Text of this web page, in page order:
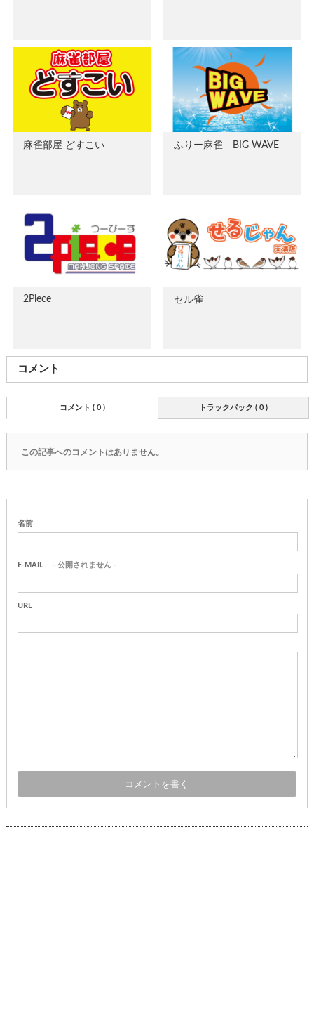
麻雀部屋 どすこい ふりー麻雀 BIG WAVE
2Piece セル雀
コメント
トラックバック ( 0 )
コメント ( 0 )
この記事へのコメントはありません。
名前
E-MAIL - 公開されません -
URL